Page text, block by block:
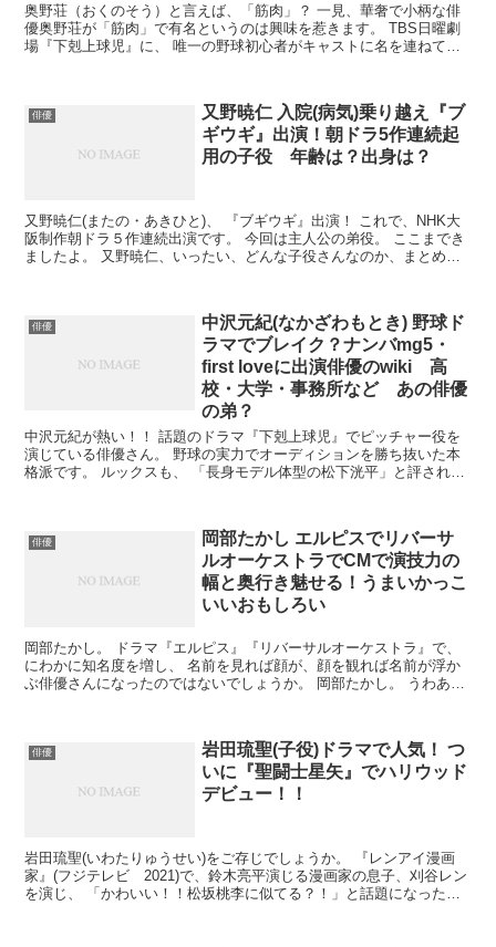
奥野荘（おくのそう）と言えば、「筋肉」？ 一見、華奢で小柄な俳
優奥野荘が「筋肉」で有名というのは興味を惹きます。 TBS日曜劇
場『下剋上球児』に、 唯一の野球初心者がキャストに名を連ねてい
俳優
又野暁仁 入院(病気)乗り越え『ブ
ギウギ』出演！朝ドラ5作連続起
用の子役 年齢は？出身は？
又野暁仁(またの・あきひと)、 『ブギウギ』出演！ これで、NHK大
阪制作朝ドラ５作連続出演です。 今回は主人公の弟役。 ここまでき
ましたよ。 又野暁仁、いったい、どんな子役さんなのか、まとめて
俳優
中沢元紀(なかざわもとき) 野球ド
ラマでブレイク？ナンバmg5・
first loveに出演俳優のwiki 高
校・大学・事務所など あの俳優
の弟？
中沢元紀が熱い！！ 話題のドラマ『下剋上球児』でピッチャー役を
演じている俳優さん。 野球の実力でオーディションを勝ち抜いた本
格派です。 ルックスも、 「長身モデル体型の松下洸平」と評される
俳優
岡部たかし エルピスでリバーサ
ルオーケストラでCMで演技力の
幅と奥行き魅せる！うまいかっこ
いいおもしろい
岡部たかし。 ドラマ『エルピス』『リバーサルオーケストラ』で、
にわかに知名度を増し、 名前を見れば顔が、顔を観れば名前が浮か
ぶ俳優さんになったのではないでしょうか。 岡部たかし。 うわあ、
俳優
岩田琉聖(子役)ドラマで人気！ つ
いに『聖闘士星矢』でハリウッド
デビュー！！
岩田琉聖(いわたりゅうせい)をご存じでしょうか。 『レンアイ漫画
家』(フジテレビ 2021)で、鈴木亮平演じる漫画家の息子、刈谷レン
を演じ、 「かわいい！！松坂桃李に似てる？！」と話題になった子